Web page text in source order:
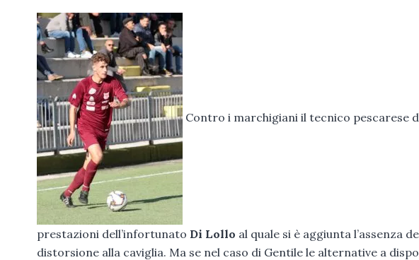
Contro i marchigiani il tecnico pescarese
prestazioni dell’infortunato Di Lollo al quale si è aggiunta l’assenza
distorsione alla caviglia. Ma se nel caso di Gentile le alternative a